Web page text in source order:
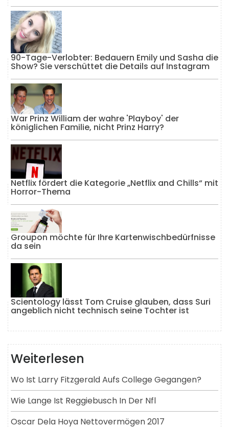
90-Tage-Verlobter: Bedauern Emily und Sasha die
Show? Sie verschüttet die Details auf Instagram
War Prinz William der wahre 'Playboy' der
königlichen Familie, nicht Prinz Harry?
Netflix fördert die Kategorie „Netflix and Chills“ mit
Horror-Thema
Groupon möchte für Ihre Kartenwischbedürfnisse
da sein
Scientology lässt Tom Cruise glauben, dass Suri
angeblich nicht technisch seine Tochter ist
Weiterlesen
Wo Ist Larry Fitzgerald Aufs College Gegangen?
Wie Lange Ist Reggiebusch In Der Nfl
Oscar Dela Hoya Nettovermögen 2017